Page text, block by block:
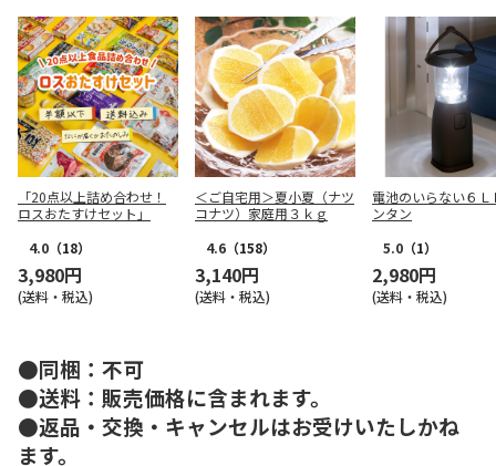
「20点以上詰め合わせ！
ロスおたすけセット」
4.0 （18）
3,980円
(送料・税込)
＜ご自宅用＞夏小夏（ナツ
コナツ）家庭用３ｋｇ
4.6 （158）
3,140円
(送料・税込)
電池のいらない６Ｌ
ンタン
5.0 （1）
2,980円
(送料・税込)
●同梱：不可
●送料：販売価格に含まれます。
●返品・交換・キャンセルはお受けいたしかね
ます。